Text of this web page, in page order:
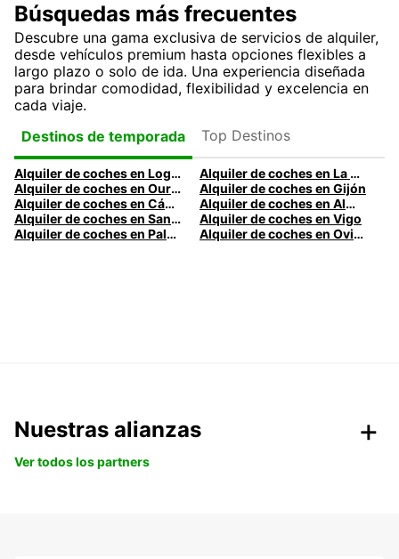
Búsquedas más frecuentes
Descubre una gama exclusiva de servicios de alquiler,
desde vehículos premium hasta opciones flexibles a
largo plazo o solo de ida. Una experiencia diseñada
para brindar comodidad, flexibilidad y excelencia en
cada viaje.
Destinos de temporada
Top Destinos
Alquiler de coches en Logroño
Alquiler de coches en La Coruña
Alquiler de coches en Ourense
Alquiler de coches en Gijón
Alquiler de coches en Cádiz
Alquiler de coches en Almería
Alquiler de coches en Santander
Alquiler de coches en Vigo
Alquiler de coches en Palma
Alquiler de coches en Oviedo
Nuestras alianzas
Ver todos los partners